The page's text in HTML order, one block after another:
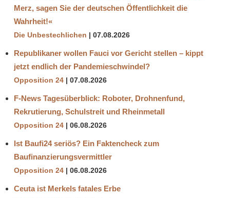
Merz, sagen Sie der deutschen Öffentlichkeit die
Wahrheit!«
Die Unbestechlichen 07.08.2026
Republikaner wollen Fauci vor Gericht stellen – kippt
jetzt endlich der Pandemieschwindel?
Opposition 24 07.08.2026
F-News Tagesüberblick: Roboter, Drohnenfund,
Rekrutierung, Schulstreit und Rheinmetall
Opposition 24 06.08.2026
Ist Baufi24 seriös? Ein Faktencheck zum
Baufinanzierungsvermittler
Opposition 24 06.08.2026
Ceuta ist Merkels fatales Erbe